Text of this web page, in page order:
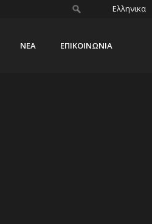
Ελληνικα
ΝΕΑ ΕΠΙΚΟΙΝΩΝΙΑ